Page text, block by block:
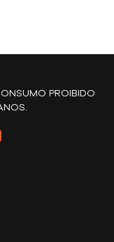
PROIBIDO